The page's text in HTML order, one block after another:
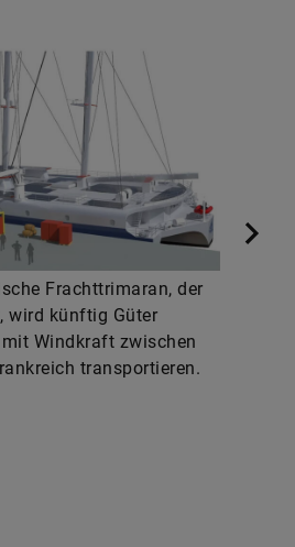
Frachttrimaran, der
wird künftig Güter
Windkraft zwischen
transportieren.